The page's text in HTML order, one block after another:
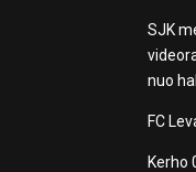
SJK
nuo
FC
Kerho